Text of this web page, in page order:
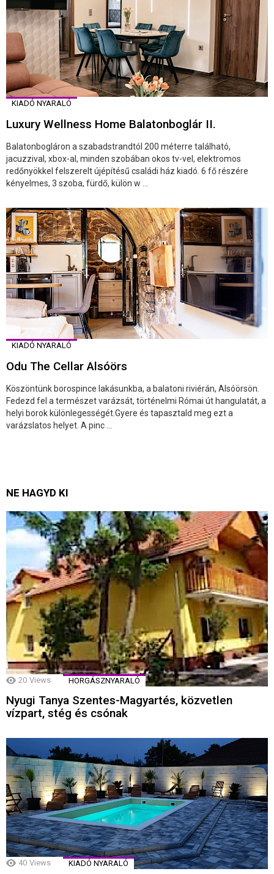
KIADÓ NYARALÓ
Luxury Wellness Home Balatonboglár II.
Balatonbogláron a szabadstrandtól 200 méterre található,
jacuzzival, xbox-al, minden szobában okos tv-vel, elektromos
redőnyökkel felszerelt újépítésű családi ház kiadó. 6 fő részére
kényelmes, 3 szoba, fürdő, külön w ...
KIADÓ NYARALÓ
Odu The Cellar Alsóörs
Köszöntünk borospince lakásunkba, a balatoni riviérán, Alsóörsön.
Fedezd fel a természet varázsát, történelmi Római út hangulatát, a
helyi borok különlegességét.Gyere és tapasztald meg ezt a
varázslatos helyet. A pinc ...
NE HAGYD KI
20 Views HORGÁSZNYARALÓ
Nyugi Tanya Szentes-Magyartés, közvetlen
vízpart, stég és csónak
40 Views KIADÓ NYARALÓ